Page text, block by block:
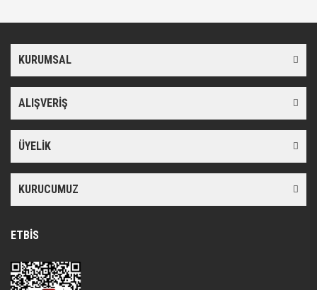
KURUMSAL
ALIŞVERİŞ
ÜYELİK
KURUCUMUZ
ETBİS